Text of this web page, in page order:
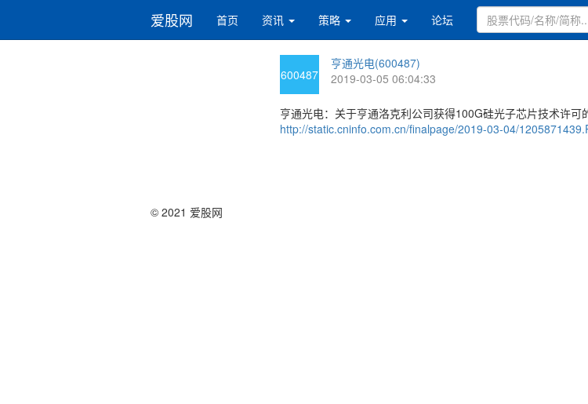
爱股网 首页 资讯 策略 应用 论坛
600487
亨通光电(600487)
2019-03-05 06:04:33
亨通光电：关于亨通洛克利公司获得100G硅光子芯片技术许可
http://static.cninfo.com.cn/finalpage/2019-03-04/
© 2021 爱股网